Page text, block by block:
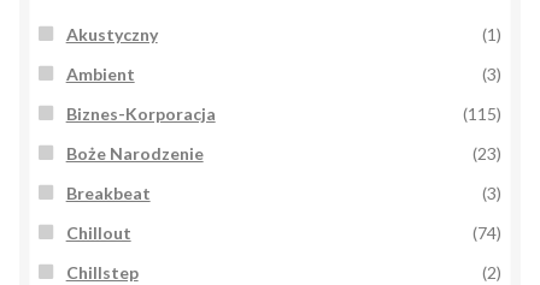
Akustyczny
(1)
Ambient
(3)
Biznes-Korporacja
(115)
Boże Narodzenie
(23)
Breakbeat
(3)
Chillout
(74)
Chillstep
(2)